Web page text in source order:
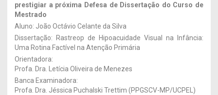
prestigiar a próxima Defesa de Dissertação do Curso de
Mestrado
Aluno: João Octávio Celante da Silva
Dissertação: Rastreop de Hipoacuidade Visual na Infância:
Uma Rotina Factível na Atenção Primária
Orientadora:
Profa. Dra. Letícia Oliveira de Menezes
Banca Examinadora:
Profa. Dra. Jéssica Puchalski Trettim (PPGSCV-MP/UCPEL)